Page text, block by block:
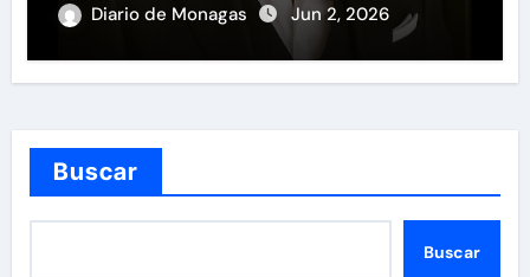
Diario de Monagas Jun 2, 2026
Buscar
Buscar